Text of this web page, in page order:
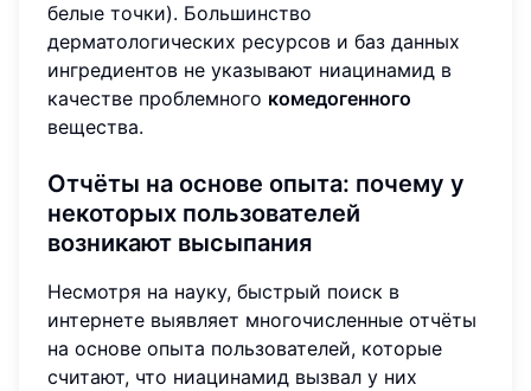
белые точки). Большинство
дерматологических ресурсов и баз данных
ингредиентов не указывают ниацинамид в
качестве проблемного комедогенного
вещества.
Отчёты на основе опыта: почему у
некоторых пользователей
возникают высыпания
Несмотря на науку, быстрый поиск в
интернете выявляет многочисленные отчёты
на основе опыта пользователей, которые
считают, что ниацинамид вызвал у них